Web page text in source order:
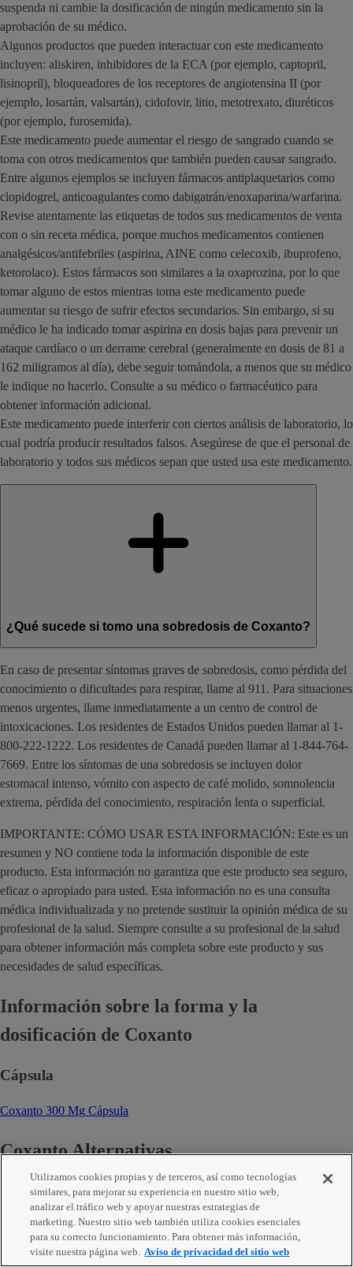
suspenda ni cambie la dosificación de ningún medicamento sin la
aprobación de su médico.
Algunos productos que pueden interactuar con este medicamento
incluyen: aliskiren, inhibidores de la ECA (por ejemplo, captopril,
lisinopril), bloqueadores de los receptores de angiotensina II (por
ejemplo, losartán, valsartán), cidofovir, litio, metotrexato, diuréticos
(por ejemplo, furosemida).
Este medicamento puede aumentar el riesgo de sangrado cuando se
toma con otros medicamentos que también pueden causar sangrado.
Entre algunos ejemplos se incluyen fármacos antiplaquetarios como
clopidogrel, anticoagulantes como dabigatrán/enoxaparina/warfarina.
Revise atentamente las etiquetas de todos sus medicamentos de venta
con o sin receta médica, porque muchos medicamentos contienen
analgésicos/antifebriles (aspirina, AINE como celecoxib, ibuprofeno,
ketorolaco). Estos fármacos son similares a la oxaprozina, por lo que
tomar alguno de estos mientras toma este medicamento puede
aumentar su riesgo de sufrir efectos secundarios. Sin embargo, si su
médico le ha indicado tomar aspirina en dosis bajas para prevenir un
ataque cardíaco o un derrame cerebral (generalmente en dosis de 81 a
162 miligramos al día), debe seguir tomándola, a menos que su médico
le indique no hacerlo. Consulte a su médico o farmacéutico para
obtener información adicional.
Este medicamento puede interferir con ciertos análisis de laboratorio, lo
cual podría producir resultados falsos. Asegúrese de que el personal de
laboratorio y todos sus médicos sepan que usted usa este medicamento.
¿Qué sucede si tomo una sobredosis de Coxanto?
En caso de presentar síntomas graves de sobredosis, como pérdida del
conocimiento o dificultades para respirar, llame al 911. Para situaciones
menos urgentes, llame inmediatamente a un centro de control de
intoxicaciones. Los residentes de Estados Unidos pueden llamar al 1-
800-222-1222. Los residentes de Canadá pueden llamar al 1-844-764-
7669. Entre los síntomas de una sobredosis se incluyen dolor
estomacal intenso, vómito con aspecto de café molido, somnolencia
extrema, pérdida del conocimiento, respiración lenta o superficial.
IMPORTANTE: CÓMO USAR ESTA INFORMACIÓN: Este es un
resumen y NO contiene toda la información disponible de este
producto. Esta información no garantiza que este producto sea seguro,
eficaz o apropiado para usted. Esta información no es una consulta
médica individualizada y no pretende sustituir la opinión médica de su
profesional de la salud. Siempre consulte a su profesional de la salud
para obtener información más completa sobre este producto y sus
necesidades de salud específicas.
Información sobre la forma y la
dosificación de Coxanto
Cápsula
Coxanto 300 Mg Cápsula
Coxanto Alternativas
Utilizamos cookies propias y de terceros, así como tecnologías
similares, para mejorar su experiencia en nuestro sitio web,
analizar el tráfico web y apoyar nuestras estrategias de
marketing. Nuestro sitio web también utiliza cookies esenciales
para su correcto funcionamiento. Para obtener más información,
visite nuestra página web. Aviso de privacidad del sitio web